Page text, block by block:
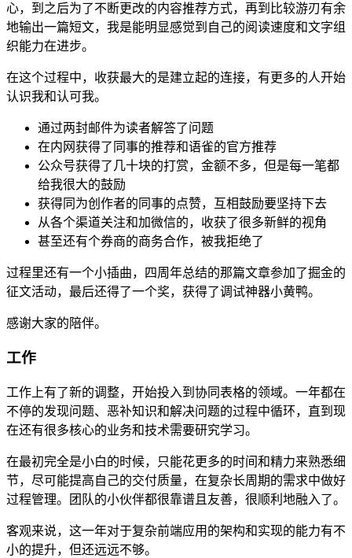
心，到之后为了不断更改的内容推荐方式，再到比较游刃有余
地输出一篇短文，我是能明显感觉到自己的阅读速度和文字组
织能力在进步。
在这个过程中，收获最大的是建立起的连接，有更多的人开始
认识我和认可我。
通过两封邮件为读者解答了问题
在内网获得了同事的推荐和语雀的官方推荐
公众号获得了几十块的打赏，金额不多，但是每一笔都
给我很大的鼓励
获得同为创作者的同事的点赞，互相鼓励要坚持下去
从各个渠道关注和加微信的，收获了很多新鲜的视角
甚至还有个券商的商务合作，被我拒绝了
过程里还有一个小插曲，四周年总结的那篇文章参加了掘金的
征文活动，最后还得了一个奖，获得了调试神器小黄鸭。
感谢大家的陪伴。
工作
工作上有了新的调整，开始投入到协同表格的领域。一年都在
不停的发现问题、恶补知识和解决问题的过程中循环，直到现
在还有很多核心的业务和技术需要研究学习。
在最初完全是小白的时候，只能花更多的时间和精力来熟悉细
节，尽可能提高自己的交付质量，在复杂长周期的需求中做好
过程管理。团队的小伙伴都很靠谱且友善，很顺利地融入了。
客观来说，这一年对于复杂前端应用的架构和实现的能力有不
小的提升，但还远远不够。